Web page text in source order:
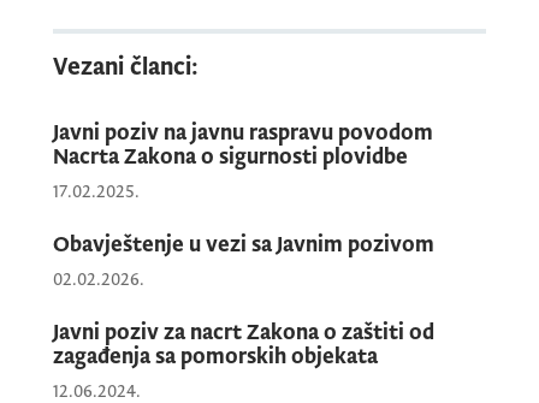
Nakon završetka javne rasprave,
o sprovedenoj javnoj raspravi, koji će
objaviti na svojoj internet stranici i portalu
e-Uprave, u roku od 15 dana od dana
Vezani članci:
Javni poziv na javnu raspravu povodom
Nacrta Zakona o sigurnosti plovidbe
17.02.2025.
Obavještenje u vezi sa Javnim pozivom
02.02.2026.
Javni poziv za nacrt Zakona o zaštiti od
zagađenja sa pomorskih objekata
12.06.2024.